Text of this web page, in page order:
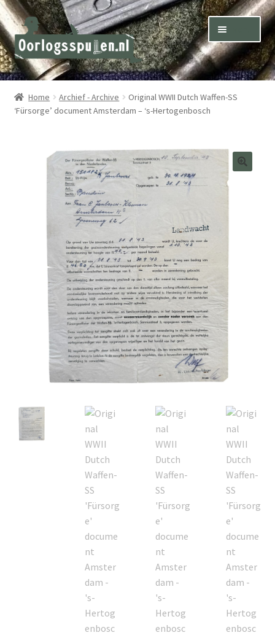
Skip
to
navigation
Skip
to
content
Winkel – Shop
Over ons – About us
Terms & Conditions – Shipping & Delivery
Home Archief - Archive
Original WWII Dutch Waffen-SS
‘Fürsorge’ document Amsterdam – ‘s-Hertogenbosch